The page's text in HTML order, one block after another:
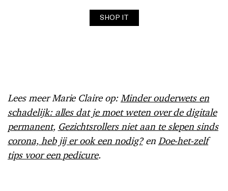
SHOP IT
Lees meer Marie Claire op: Minder ouderwets en
schadelijk: alles dat je moet weten over de digitale
permanent, Gezichtsrollers niet aan te slepen sinds
corona, heb jij er ook een nodig?en Doe-het-zelf
tips voor een pedicure.